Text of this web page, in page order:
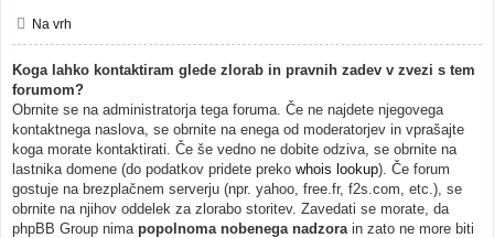
Na vrh
Koga lahko kontaktiram glede zlorab in pravnih zadev v zvezi s tem
forumom?
Obrnite se na administratorja tega foruma. Če ne najdete njegovega
kontaktnega naslova, se obrnite na enega od moderatorjev in vprašajte
koga morate kontaktirati. Če še vedno ne dobite odziva, se obrnite na
lastnika domene (do podatkov pridete preko whois lookup). Če forum
gostuje na brezplačnem serverju (npr. yahoo, free.fr, f2s.com, etc.), se
obrnite na njihov oddelek za zlorabo storitev. Zavedati se morate, da
phpBB Group nima popolnoma nobenega nadzora in zato ne more biti